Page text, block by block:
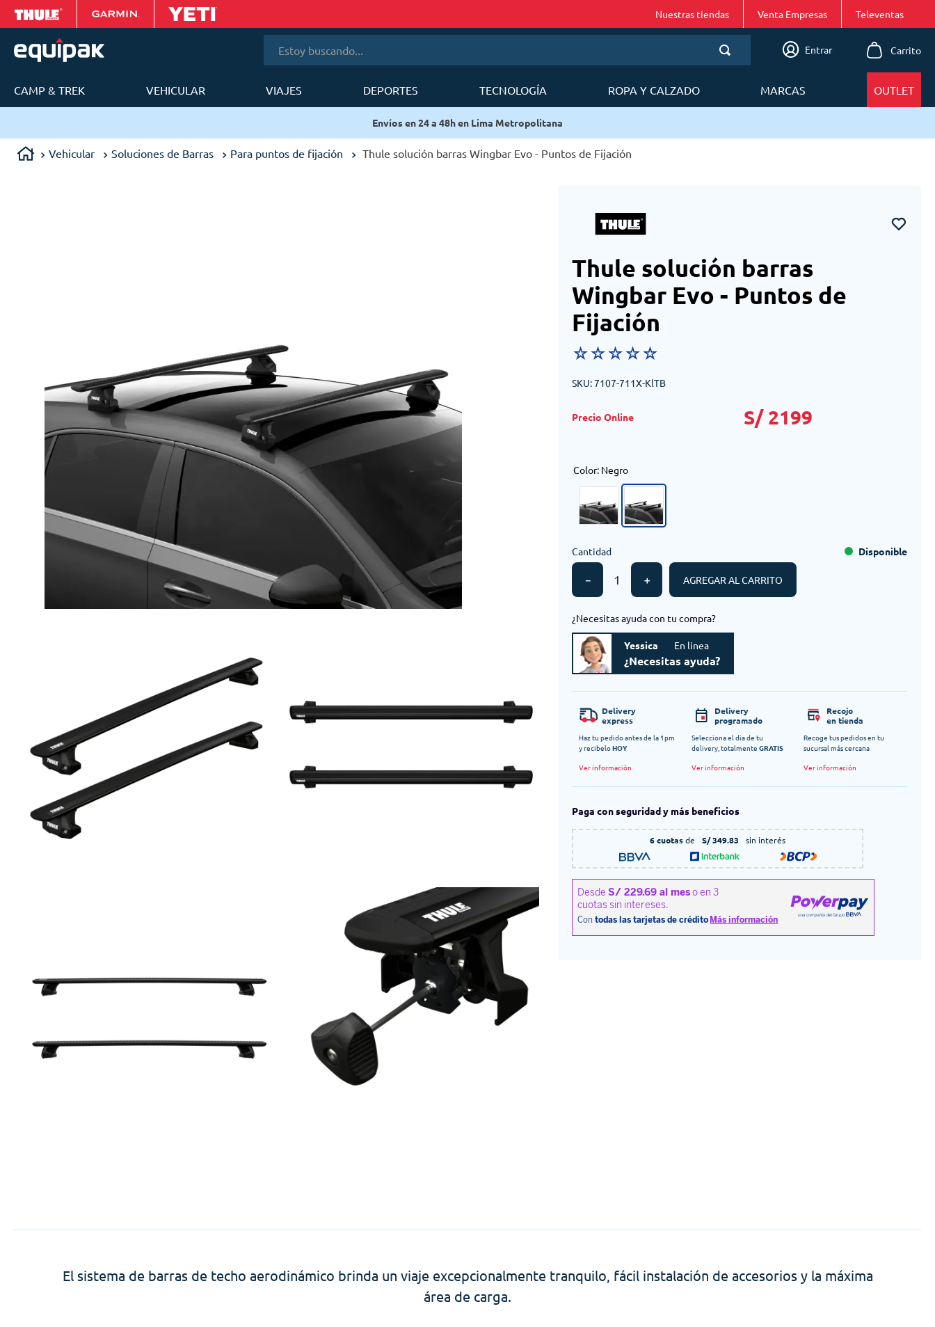
Nuestras tiendas Venta Empresas
Entrar
CAMP & TREK VEHICULAR VIAJES DEPORTES TECNOLOGÍA ROPA Y CALZADO MARCAS OUTLET
Envíos en 24 a 48h en Lima Metropolitana
Vehicular Soluciones de Barras Para puntos de fijación Thule solución barras Wingbar Evo - Puntos de Fijación
Thule solución barras
Wingbar Evo - Puntos de
Fijación
☆☆☆☆☆
SKU:7107-711X-KlTB
S/ 2199
Color: Negro
Cantidad
＋
－
Disponible
AGREGAR AL CARRITO
¿Necesitas ayuda con tu compra?
Yessica En linea
¿Necesitas ayuda?
Delivery
express
Haz tu pedido antes de la 1pm
y recibeloHOY
Ver información
Delivery
programado
Selecciona el dia de tu
delivery, totalmente GRATIS
Ver información
Recojo
en tienda
Recoge tus pedidos en tu
sucursal más cercana
Ver información
Paga con seguridad y más beneficios
6 cuotasde S/ 349.83 sin interés
El sistema de barras de techo aerodinámico brinda un viaje excepcionalmente tranquilo, fácil instalación de accesorios y la máxima
área de carga.
Términos más buscados
mobi garden
2
sea to summit